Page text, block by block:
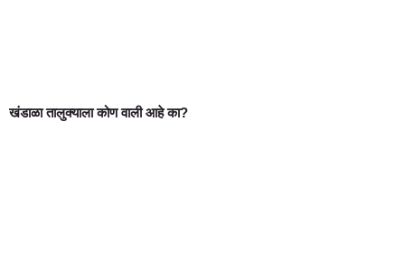
खंडाळा तालुक्याला कोण वाली आहे का?